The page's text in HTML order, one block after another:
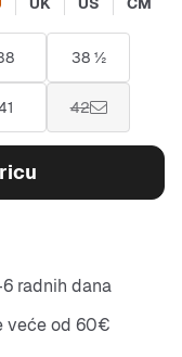
38 ½
42
radnih dana
veće od 60€